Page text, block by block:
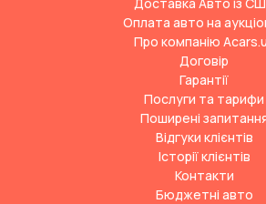
Оплата авто на
Про компанію
Договір
Гарантії
Послуги та тарифи
Поширені
Відгуки клієнтів
Історії клієнтів
Контакти
Бюджетні авто